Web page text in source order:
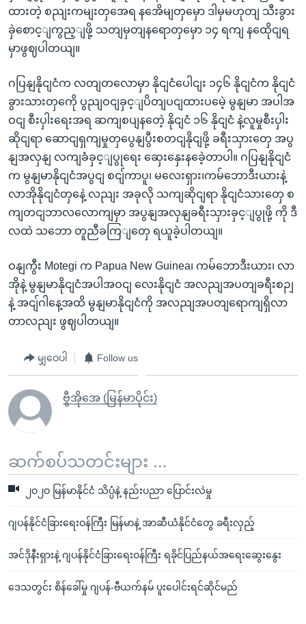
ထားတဲ့ စညျးကမျးတှအေရ နအေိမျတှမှော ဒါမှမဟုတျ သီးခွား
ခှဲစောင့ျကွည့ျဖို့ သတျမှတျနရောတှမှော ၁၄ ရကျ နထေိုငျရ
မှာဖွဈပါတယျ။
ဂပြနျနိုငျငံက လတျတလောမှာ နိုငျငံပေါငျး ၁၄၆ နိုငျငံက နိုငျငံ
ခွားသားတှကေို ပွညျဝငျခှင့ျပိတျပငျထားပမေဲ့ မွနျမာ အပါအ
ဝငျ စီးပှါးရေးအရ ဆကျစပျနတေဲ့ နိုငျငံ ၁၆ နိုငျငံ နဲ့လူမှုစီးပှါး
ဆိုငျရာ ဆောငျရှကျမှုတှပွေနျပွီးစတငျနိုငျဖို့ ခရီးသှားတှေ အပွ
နျအလှနျ လကျခံခှင့ျပွုရေး ဆှေးနှေးနခေဲ့တာပါ။ ဂပြနျနိုငျငံ
က မွနျမာနိုငျငံအပွငျ စငျ်ကာပူ၊ မလေးရှား၊ကမ်ဘောဒီးယားနဲ့
လာအိုနိုငျငံတှနေဲ့ လညျး အခုလို သကျဆိုငျရာ နိုငျငံသားတှေ စ
ကျတငျဘာလလောကျမှာ အပွနျအလှနျခရီးသှားခှင့ျပွုဖို့ ကို ဒီ
လထဲ သဘော တူညီခကြျတှေ ရယူခဲ့ပါတယျ။
ဝနျကွီး Motegi က Papua New Guinea၊ ကမ်ဘောဒီးယား၊ လာ
အိုနဲ့ မွနျမာနိုငျငံအပါအဝငျ လေးနိုငျငံ အလညျအပတျခရီးစဉျ
နဲ့ အငျ်ဂါနေ့အထိ မွနျမာနိုငျငံကို အလညျအပတျရောကျရှိလာ
တာလညျး ဖွဈပါတယျ။
မျှဝေပါ Follow us
ဗွီအိုအေ (မြန်မာပိုင်း)
ဆက်စပ်သတင်းများ ...
၂ဝ၂ဝ မြန်မာနိုင်ငံ သိပ္ပံနဲ့ နည်းပညာ ပြောင်းလဲမှု
ဂျပန်နိုင်ငံခြားရေးဝန်ကြီး မြန်မာနဲ့ အာဆီယံနိုင်ငံတွေ ခရီးလှည့်
အင်ဒိုနီးရှားနဲ့ ဂျပန်နိုင်ငံခြားရေးဝန်ကြီး ရခိုင်ပြည်နယ်အရေးဆွေးနွေး
ဒေသတွင်း စိန်ခေါ်မှု ဂျပန်-ဗီယက်နမ် ပူးပေါင်းရင်ဆိုင်မည်